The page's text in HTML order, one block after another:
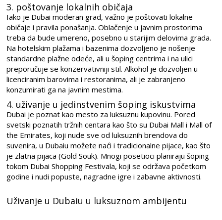
3. poštovanje lokalnih običaja
Iako je Dubai moderan grad, važno je poštovati lokalne
običaje i pravila ponašanja. Oblačenje u javnim prostorima
treba da bude umereno, posebno u starijim delovima grada.
Na hotelskim plažama i bazenima dozvoljeno je nošenje
standardne plažne odeće, ali u šoping centrima i na ulici
preporučuje se konzervativniji stil. Alkohol je dozvoljen u
licenciranim barovima i restoranima, ali je zabranjeno
konzumirati ga na javnim mestima.
4. uživanje u jedinstvenim šoping iskustvima
Dubai je poznat kao mesto za luksuznu kupovinu. Pored
svetski poznatih tržnih centara kao što su Dubai Mall i Mall of
the Emirates, koji nude sve od luksuznih brendova do
suvenira, u Dubaiu možete naći i tradicionalne pijace, kao što
je zlatna pijaca (Gold Souk). Mnogi posetioci planiraju šoping
tokom Dubai Shopping Festivala, koji se održava početkom
godine i nudi popuste, nagradne igre i zabavne aktivnosti.
Uživanje u Dubaiu u luksuznom ambijentu